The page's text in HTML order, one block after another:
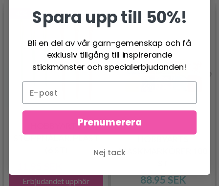
HOBBYARTS
STOPPNÅLAR, PLAST
Erbjudandet upphör
MASKMARKÖRER 100
88.95 SEK
Spara upp till 50%!
Bli en del av vår garn-gemenskap och få
exklusiv tillgång till inspirerande
stickmönster och specialerbjudanden!
Prenumerera
Nej tack